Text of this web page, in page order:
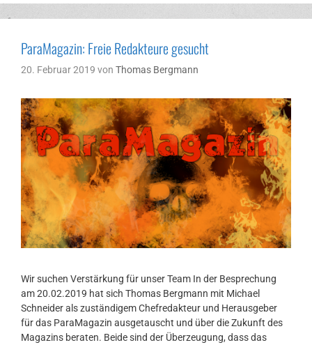
ParaMagazin: Freie Redakteure gesucht
20. Februar 2019 von Thomas Bergmann
Wir suchen Verstärkung für unser Team In der Besprechung
am 20.02.2019 hat sich Thomas Bergmann mit Michael
Schneider als zuständigem Chefredakteur und Herausgeber
für das ParaMagazin ausgetauscht und über die Zukunft des
Magazins beraten. Beide sind der Überzeugung, dass das